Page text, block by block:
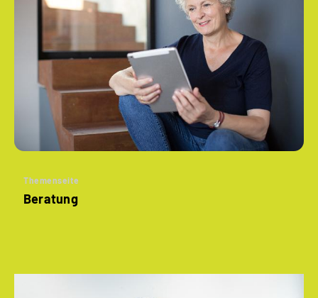
Themenseite
Beratung